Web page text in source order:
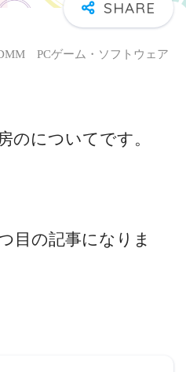
PCゲーム・ソフトウェア
のについてです。
目の記事になりま